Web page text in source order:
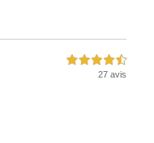
4,5 étoiles sur 5
27 avis